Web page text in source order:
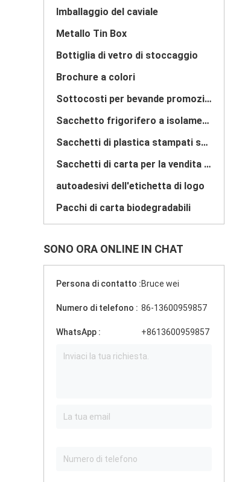
Imballaggio del caviale
Metallo Tin Box
Bottiglia di vetro di stoccaggio
Brochure a colori
Sottocosti per bevande promozionali
Sacchetto frigorifero a isolamento morbido
Sacchetti di plastica stampati su misura
Sacchetti di carta per la vendita al dettaglio
autoadesivi dell'etichetta di logo
Pacchi di carta biodegradabili
SONO ORA ONLINE IN CHAT
Persona di contatto :Bruce wei
Numero di telefono : 86-13600959857
WhatsApp : +8613600959857